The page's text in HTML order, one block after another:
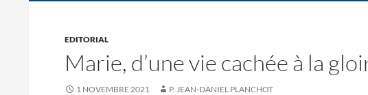
EDITORIAL
Marie, d’une vie cachée à la
1 NOVEMBRE 2021 P. JEAN-DANIEL PLANCHOT